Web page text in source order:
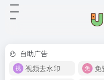
自助广告
视频去水印
免